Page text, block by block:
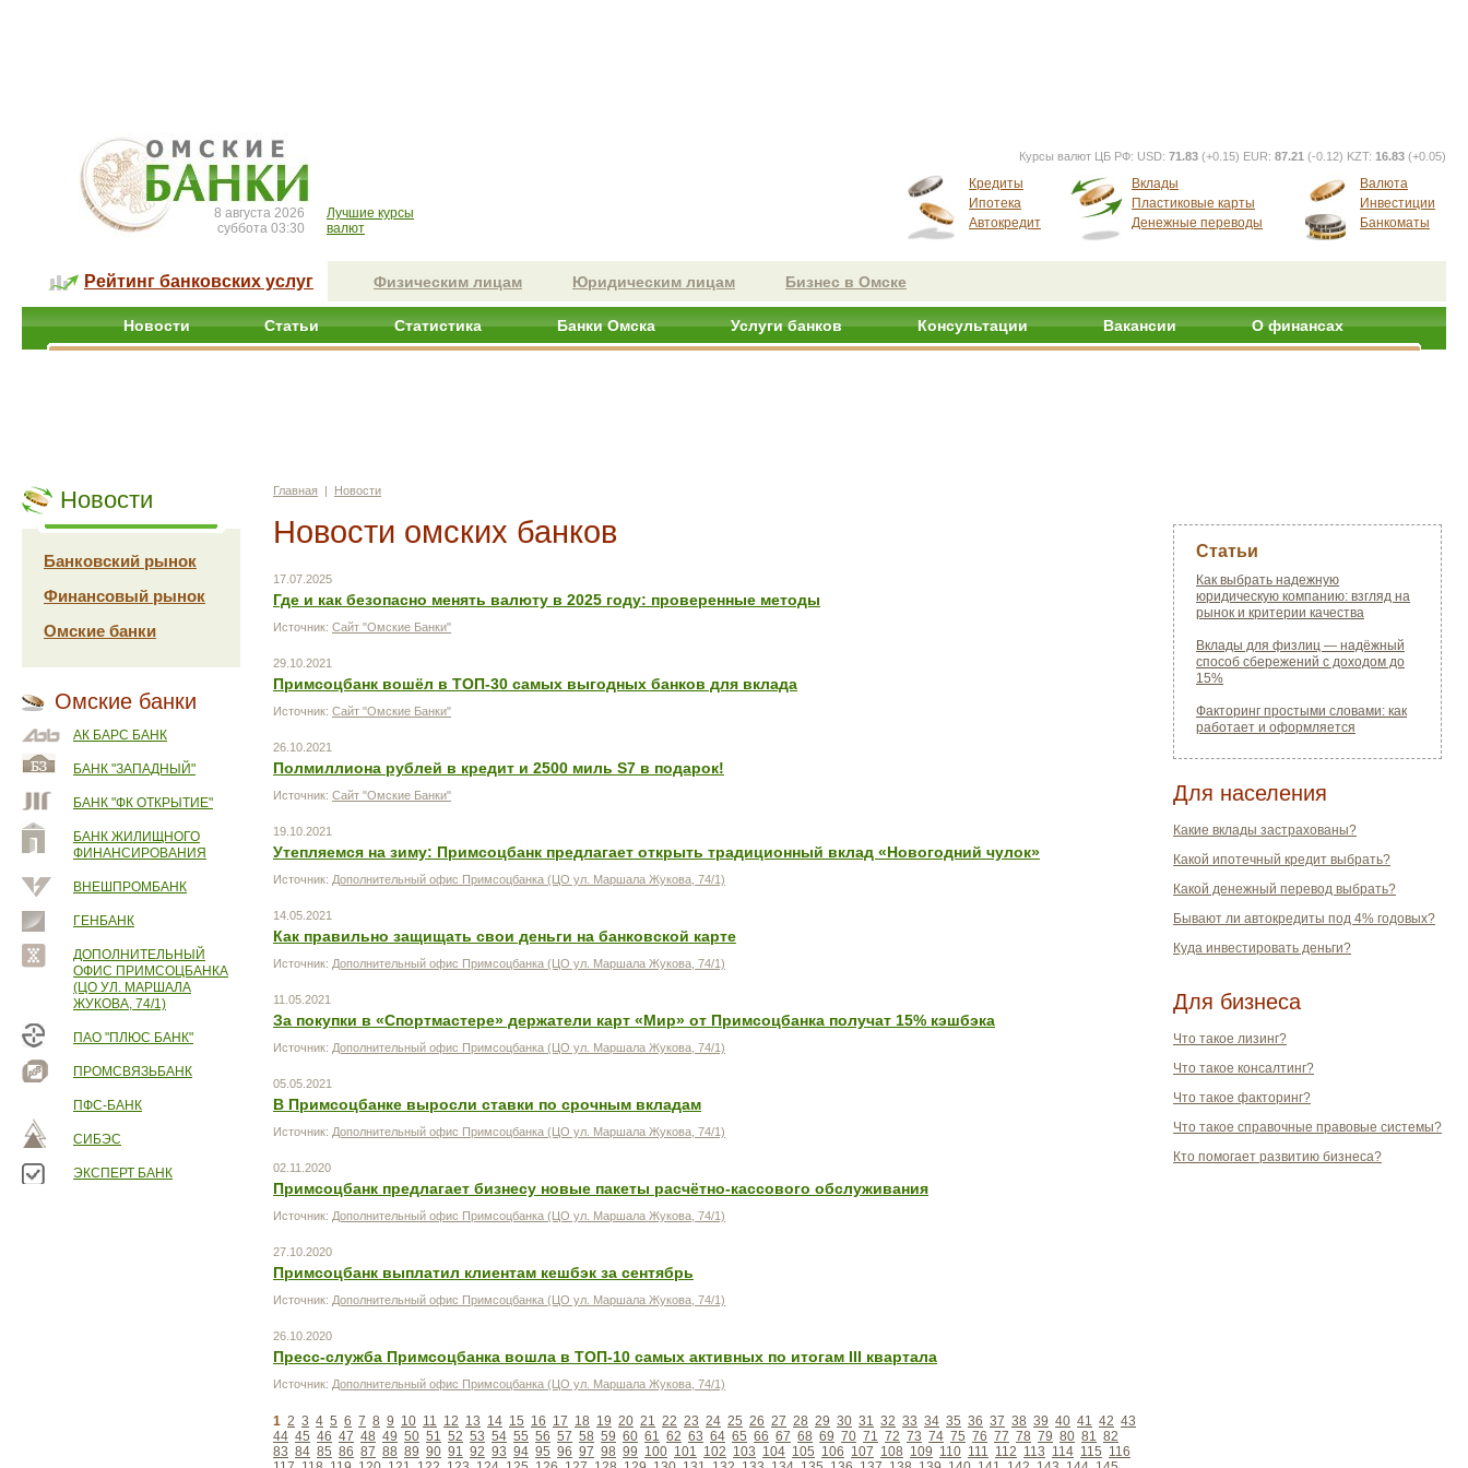
8 августа 2026
суббота 03:30
Лучшие курсы
валют
Курсы валют ЦБ РФ: USD: 71.83 (+0.15) EUR: 87.21 (-0.12) KZT: 16.83 (+0.05)
Кредиты
Ипотека
Автокредит
Вклады
Пластиковые карты
Денежные переводы
Валюта
Инвестиции
Банкоматы
Рейтинг банковских услуг Физическим лицам Юридическим лицам Бизнес в Омске
Новости Статьи Статистика Банки Омска Услуги банков Консультации Вакансии О финансах
Новости
Банковский рынок
Финансовый рынок
Омские банки
Омские банки
АК БАРС БАНК
БАНК "ЗАПАДНЫЙ"
БАНК "ФК ОТКРЫТИЕ"
БАНК ЖИЛИЩНОГО
ФИНАНСИРОВАНИЯ
ВНЕШПРОМБАНК
ГЕНБАНК
ДОПОЛНИТЕЛЬНЫЙ
ОФИС ПРИМСОЦБАНКА
(ЦО УЛ. МАРШАЛА
ЖУКОВА, 74/1)
ПАО "ПЛЮС БАНК"
ПРОМСВЯЗЬБАНК
ПФС-БАНК
СИБЭС
ЭКСПЕРТ БАНК
Главная | Новости
Новости омских банков
17.07.2025
Где и как безопасно менять валюту в 2025 году: проверенные методы
Источник: Сайт "Омские Банки"
29.10.2021
Примсоцбанк вошёл в ТОП-30 самых выгодных банков для вклада
Источник: Сайт "Омские Банки"
26.10.2021
Полмиллиона рублей в кредит и 2500 миль S7 в подарок!
Источник: Сайт "Омские Банки"
19.10.2021
Утепляемся на зиму: Примсоцбанк предлагает открыть традиционный вклад «Новогодний чулок»
Источник: Дополнительный офис Примсоцбанка (ЦО ул. Маршала Жукова, 74/1)
14.05.2021
Как правильно защищать свои деньги на банковской карте
Источник: Дополнительный офис Примсоцбанка (ЦО ул. Маршала Жукова, 74/1)
11.05.2021
За покупки в «Спортмастере» держатели карт «Мир» от Примсоцбанка получат 15% кэшбэка
Источник: Дополнительный офис Примсоцбанка (ЦО ул. Маршала Жукова, 74/1)
05.05.2021
В Примсоцбанке выросли ставки по срочным вкладам
Источник: Дополнительный офис Примсоцбанка (ЦО ул. Маршала Жукова, 74/1)
02.11.2020
Примсоцбанк предлагает бизнесу новые пакеты расчётно-кассового обслуживания
Источник: Дополнительный офис Примсоцбанка (ЦО ул. Маршала Жукова, 74/1)
27.10.2020
Примсоцбанк выплатил клиентам кешбэк за сентябрь
Источник: Дополнительный офис Примсоцбанка (ЦО ул. Маршала Жукова, 74/1)
26.10.2020
Пресс-служба Примсоцбанка вошла в ТОП-10 самых активных по итогам III квартала
Источник: Дополнительный офис Примсоцбанка (ЦО ул. Маршала Жукова, 74/1)
1 2 3 4 5 6 7 8 9 10 11 12 13 14 15 16 17 18 19 20 21 22 23 24 25 26 27 28 29 30 31 32 33 34 35 36 37 38 39 40 41 42 43
44 45 46 47 48 49 50 51 52 53 54 55 56 57 58 59 60 61 62 63 64 65 66 67 68 69 70 71 72 73 74 75 76 77 78 79 80 81 82
83 84 85 86 87 88 89 90 91 92 93 94 95 96 97 98 99 100 101 102 103 104 105 106 107 108 109 110 111 112 113 114 115 116
Статьи
Как выбрать надежную
юридическую компанию: взгляд на
рынок и критерии качества
Вклады для физлиц — надёжный
способ сбережений с доходом до
15%
Факторинг простыми словами: как
работает и оформляется
Для населения
Какие вклады застрахованы?
Какой ипотечный кредит выбрать?
Какой денежный перевод выбрать?
Бывают ли автокредиты под 4% годовых?
Куда инвестировать деньги?
Для бизнеса
Что такое лизинг?
Что такое консалтинг?
Что такое факторинг?
Что такое справочные правовые системы?
Кто помогает развитию бизнеса?